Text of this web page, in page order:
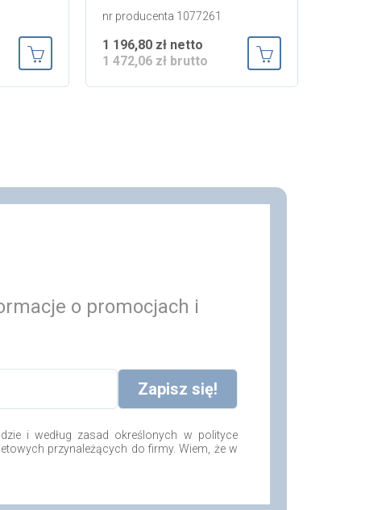
nr producenta 1077261
1 196,80 zł netto
1 472,06 zł brutto
o promocjach i
i według zasad określonych w polityce
przynależących do firmy. Wiem, że w